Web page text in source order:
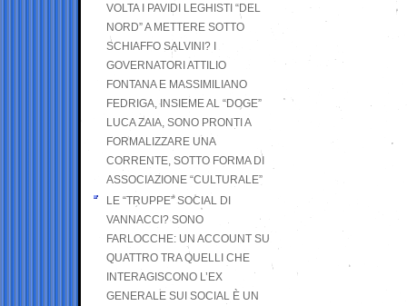
VOLTA I PAVIDI LEGHISTI “DEL
NORD” A METTERE SOTTO
SCHIAFFO SALVINI? I
GOVERNATORI ATTILIO
FONTANA E MASSIMILIANO
FEDRIGA, INSIEME AL “DOGE”
LUCA ZAIA, SONO PRONTI A
FORMALIZZARE UNA
CORRENTE, SOTTO FORMA DI
ASSOCIAZIONE “CULTURALE”
LE “TRUPPE” SOCIAL DI
VANNACCI? SONO
FARLOCCHE: UN ACCOUNT SU
QUATTRO TRA QUELLI CHE
INTERAGISCONO L’EX
GENERALE SUI SOCIAL È UN